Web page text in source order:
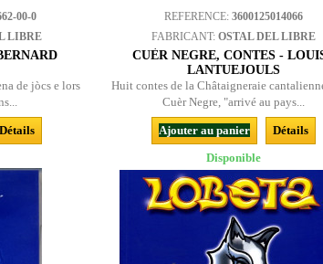
00-0
LIBRE
de jòcs e lors
Détails
REFERENCE: 3600125014066
FABRICANT: OSTAL DEL LIBRE
CUÈR NEGRE, CONTES -
LANTUEJOULS
Huit contes de la Châtaigneraie
Cuèr Negre, "arrivé au pays...
Ajouter au panier
Détails
Disponible